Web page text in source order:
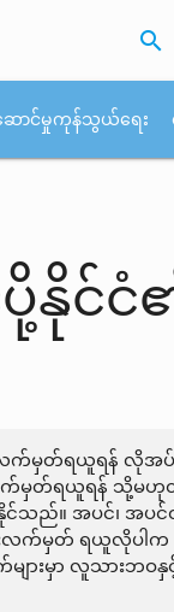
search
ောင်မှုကုန်သွယ်ရေး
နိုင်ငံ
မှတ်ရယူရန် လိုအပ်ကြ
လက်မှတ်ရယူရန် သို့မ
သည်။ အပင်၊ အပင်ထွ
လက်မှတ် ရယူလိုပါက မ
းမှာ လူသားဘဝနှ